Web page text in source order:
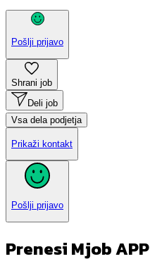
Pošlji prijavo
Shrani job
Deli job
Vsa dela podjetja
Prikaži kontakt
Pošlji prijavo
Prenesi Mjob APP